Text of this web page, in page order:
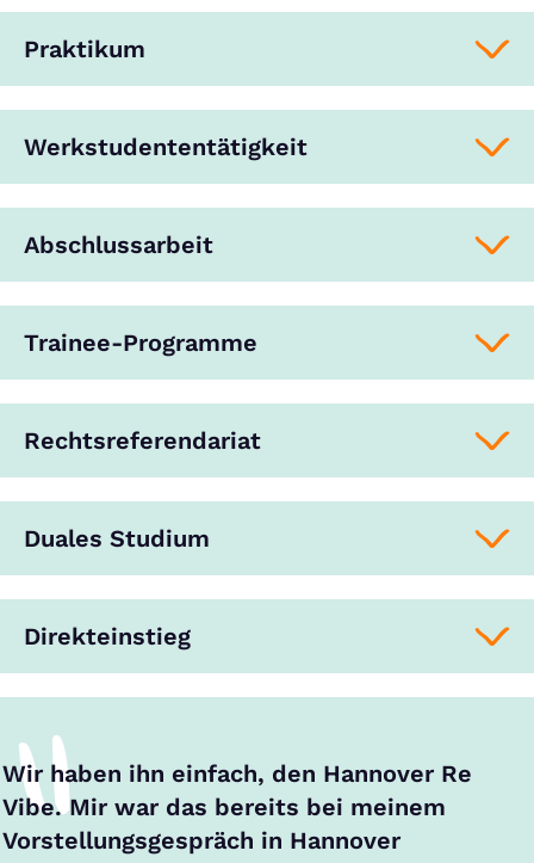
Praktikum
Werkstudententätigkeit
Abschlussarbeit
Trainee-Programme
Rechtsreferendariat
Duales Studium
Direkteinstieg
Wir haben ihn einfach, den Hannover Re
Vibe. Mir war das bereits bei meinem
Vorstellungsgespräch in Hannover